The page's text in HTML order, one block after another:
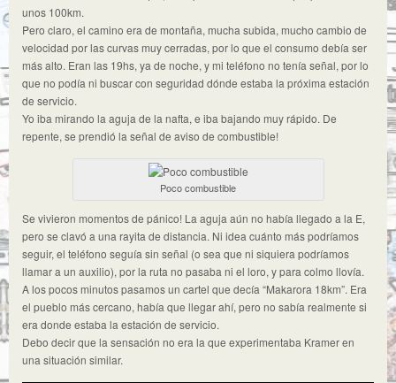
unos 100km.
Pero claro, el camino era de montaña, mucha subida, mucho cambio de
velocidad por las curvas muy cerradas, por lo que el consumo debía ser
más alto. Eran las 19hs, ya de noche, y mi teléfono no tenía señal, por lo
que no podía ni buscar con seguridad dónde estaba la próxima estación
de servicio.
Yo iba mirando la aguja de la nafta, e iba bajando muy rápido. De
repente, se prendió la señal de aviso de combustible!
Poco combustible
Se vivieron momentos de pánico! La aguja aún no había llegado a la E,
pero se clavó a una rayita de distancia. Ni idea cuánto más podríamos
seguir, el teléfono seguía sin señal (o sea que ni siquiera podríamos
llamar a un auxilio), por la ruta no pasaba ni el loro, y para colmo llovía.
A los pocos minutos pasamos un cartel que decía “Makarora 18km”. Era
el pueblo más cercano, había que llegar ahí, pero no sabía realmente si
era donde estaba la estación de servicio.
Debo decir que la sensación no era la que experimentaba Kramer en
una situación similar.